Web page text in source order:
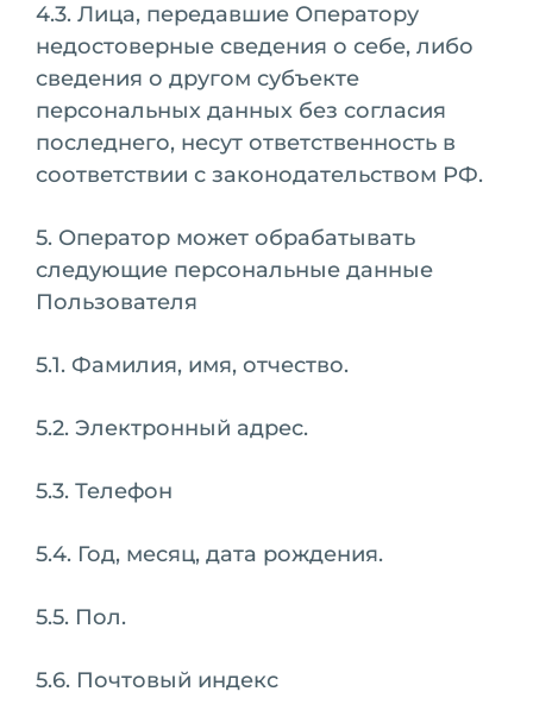
4.3. Лица, передавшие Оператору
недостоверные сведения о себе, либо
сведения о другом субъекте
персональных данных без согласия
последнего, несут ответственность в
соответствии с законодательством РФ.
5. Оператор может обрабатывать
следующие персональные данные
Пользователя
5.1. Фамилия, имя, отчество.
5.2. Электронный адрес.
5.3. Телефон
5.4. Год, месяц, дата рождения.
5.5. Пол.
5.6. Почтовый индекс